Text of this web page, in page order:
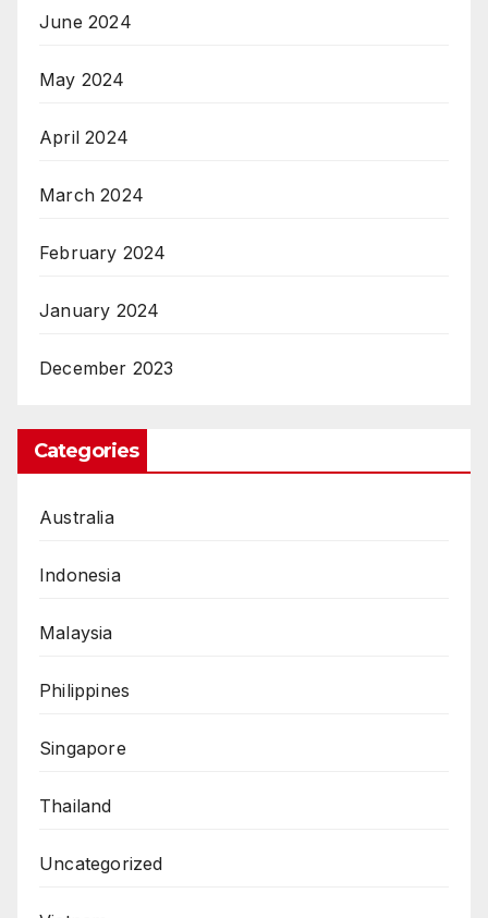
June 2024
May 2024
April 2024
March 2024
February 2024
January 2024
December 2023
Categories
Australia
Indonesia
Malaysia
Philippines
Singapore
Thailand
Uncategorized